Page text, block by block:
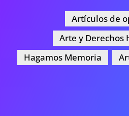
Artículos de
Arte y Derechos
Hagamos Memoria